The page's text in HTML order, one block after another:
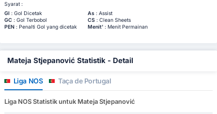
Syarat :
Gl : Gol Dicetak As: Assist
GC : Gol Terbobol CS: Clean Sheets
PEN: Penalti Gol yang dicetak Menit': Menit Permainan
Mateja Stjepanović Statistik - Detail
Liga NOS Taça de Portugal
Liga NOS Statistik untuk Mateja Stjepanović